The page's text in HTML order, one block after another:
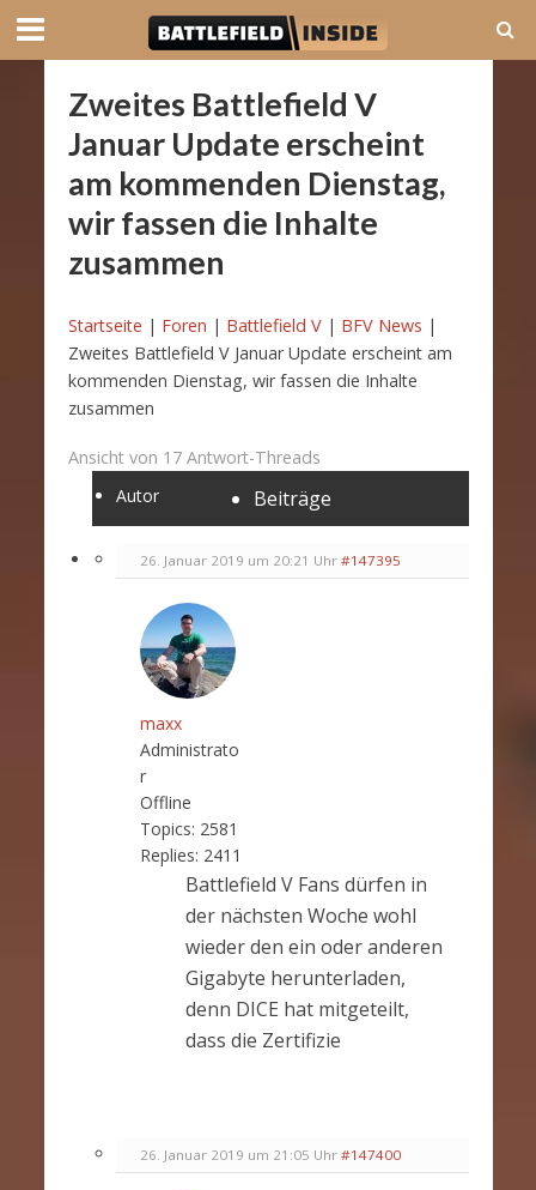
Zweites Battlefield V
Januar Update erscheint
am kommenden Dienstag,
wir fassen die Inhalte
zusammen
Startseite | Foren | Battlefield V | BFV News |
Zweites Battlefield V Januar Update erscheint am
kommenden Dienstag, wir fassen die Inhalte
zusammen
Ansicht von 17 Antwort-Threads
Autor
Beiträge
26. Januar 2019 um 20:21 Uhr #147395
maxx
Administrato
r
Offline
Topics: 2581
Replies: 2411
Battlefield V Fans dürfen in
der nächsten Woche wohl
wieder den ein oder anderen
Gigabyte herunterladen,
denn DICE hat mitgeteilt,
dass die Zertifizie
26. Januar 2019 um 21:05 Uhr #147400